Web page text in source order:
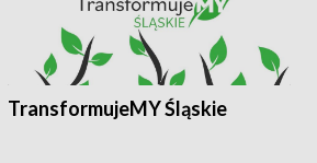
TransformujeMY Śląskie